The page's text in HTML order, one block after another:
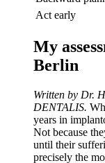
Act early
My
Berlin
Written by Dr.
DENTALIS.
years in
Not because
until their
precisely the